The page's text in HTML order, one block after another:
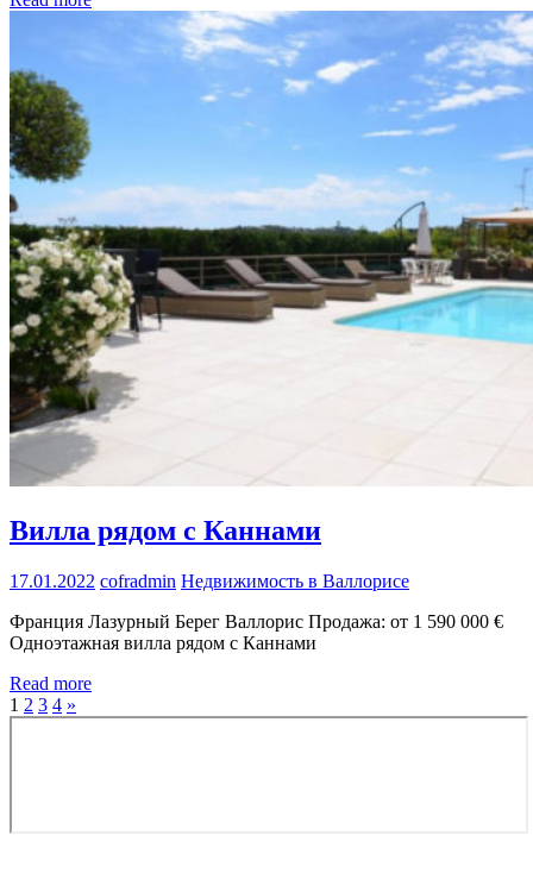
Вилла рядом с Каннами
17.01.2022 cofradmin Недвижимость в Валлорисе
Франция Лазурный Берег Валлорис Продажа: от 1 590 000 €
Одноэтажная вилла рядом с Каннами
Read more
1 2 3 4 »